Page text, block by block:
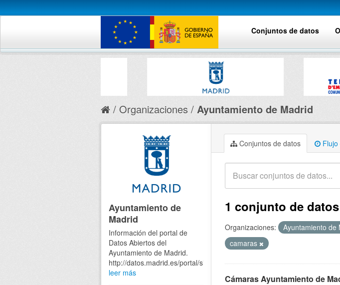
Conjuntos de datos
Organizaciones Ayuntamiento de Madrid
Conjuntos de datos Flujo
1 conjunto de
Organizaciones: Ayuntamiento de
camaras
Cámaras Ayuntamiento de
Ayuntamiento de
Madrid
Información del portal de
Datos Abiertos del
Ayuntamiento de Madrid.
http://datos.madrid.es/portal/site/egob
leer más